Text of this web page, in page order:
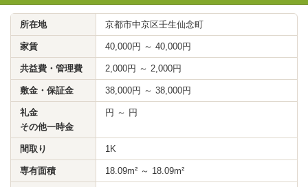
所在地 京都市中京区壬生仙念町
家賃 40,000円 ～ 40,000円
共益費・管理費 2,000円 ～ 2,000円
敷金・保証金 38,000円 ～ 38,000円
礼金
その他一時金
円 ～ 円
間取り 1K
専有面積 18.09m² ～ 18.09m²